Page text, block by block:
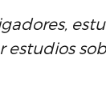
estudios